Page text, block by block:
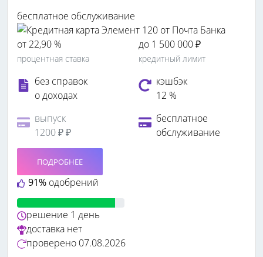
бесплатное обслуживание
от 22,90 %
процентная ставка
до 1 500 000 ₽
кредитный лимит
без справок
о доходах
кэшбэк
12 %
выпуск
1200 ₽ ₽
бесплатное
обслуживание
91% одобрений
ПОДРОБНЕЕ
решение 1 день
доставка нет
проверено 07.08.2026